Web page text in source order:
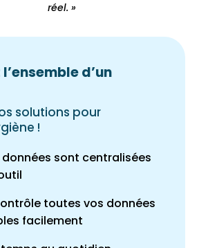
réel. »
d’un
solutions pour
!
sont centralisées
toutes vos données
facilement